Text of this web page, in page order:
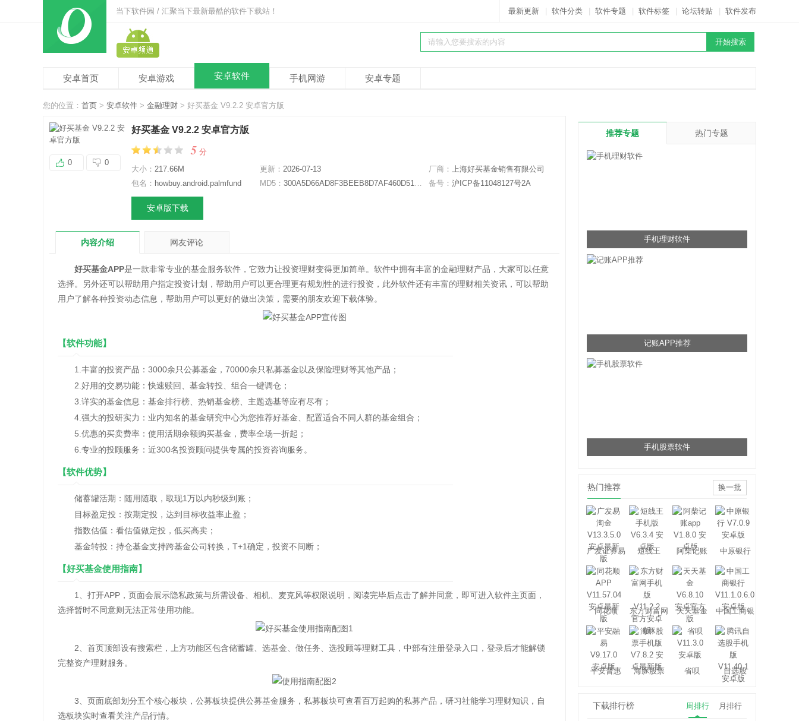
当下软件园 / 汇聚当下最新最酷的软件下载站！ 最新更新 软件分类 软件专题 软件标签 论坛转贴 软件发布
安卓首页 安卓游戏 安卓软件 手机网游 安卓专题
您的位置： 首页 > 安卓软件 > 金融理财 > 好买基金 V9.2.2 安卓官方版
0 0
好买基金 V9.2.2 安卓官方版
5 分
大小： 217.66M 更新： 2026-07-13 厂商： 上海好买基金销售有限公司
包名： howbuy.android.palmfund MD5： 300A5D66AD8F3BEEB8D7AF460D514048 备号： 沪ICP备11048127号2A
安卓版下载
内容介绍 网友评论
好买基金APP是一款非常专业的基金服务软件，它致力让投资理财变得更加简单。软件中拥有丰富的金融理财产品，大家可以任意
选择。另外还可以帮助用户指定投资计划，帮助用户可以更合理更有规划性的进行投资，此外软件还有丰富的理财相关资讯，可以帮助
用户了解各种投资动态信息，帮助用户可以更好的做出决策，需要的朋友欢迎下载体验。
【软件功能】
1.丰富的投资产品：3000余只公募基金，70000余只私募基金以及保险理财等其他产品；
2.好用的交易功能：快速赎回、基金转投、组合一键调仓；
3.详实的基金信息：基金排行榜、热销基金榜、主题选基等应有尽有；
4.强大的投研实力：业内知名的基金研究中心为您推荐好基金、配置适合不同人群的基金组合；
5.优惠的买卖费率：使用活期余额购买基金，费率全场一折起；
6.专业的投顾服务：近300名投资顾问提供专属的投资咨询服务。
【软件优势】
储蓄罐活期：随用随取，取现1万以内秒级到账；
目标盈定投：按期定投，达到目标收益率止盈；
指数估值：看估值做定投，低买高卖；
基金转投：持仓基金支持跨基金公司转换，T+1确定，投资不间断；
【好买基金使用指南】
1、打开APP，页面会展示隐私政策与所需设备、相机、麦克风等权限说明，阅读完毕后点击了解并同意，即可进入软件主页面，
选择暂时不同意则无法正常使用功能。
2、首页顶部设有搜索栏，上方功能区包含储蓄罐、选基金、做任务、选投顾等理财工具，中部有注册登录入口，登录后才能解锁
完整资产理财服务。
3、页面底部划分五个核心板块，公募板块提供公募基金服务，私募板块可查看百万起购的私募产品，研习社能学习理财知识，自
选板块实时查看关注产品行情。
推荐专题 热门专题
手机理财软件
记账APP推荐
手机股票软件
热门推荐 换一批
广发证券易
淘金
短线王 阿柴记账 中原银行
同花顺 东方财富网 天天基金
中国工商银
平安普惠 海豚股票 省呗 自选股
下载排行榜 周排行 月排行